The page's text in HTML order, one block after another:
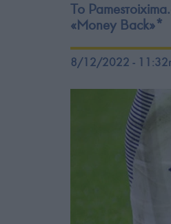
Το
«Money Back»*
8/12/2022 -